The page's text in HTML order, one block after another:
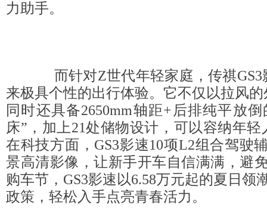
力助手。
而针对Z世代年轻家庭，传祺GS3
来极具个性的出行体验。它不仅以拉风
同时还具备2650mm轴距+后排纯平放
床”，加上21处储物设计，可以容纳年
在科技方面，GS3影速10项L2组合驾驶
景高清影像，让新手开车自信满满，避
购车节，GS3影速以6.58万元起的夏日领
政策，轻松入手点亮青春活力。